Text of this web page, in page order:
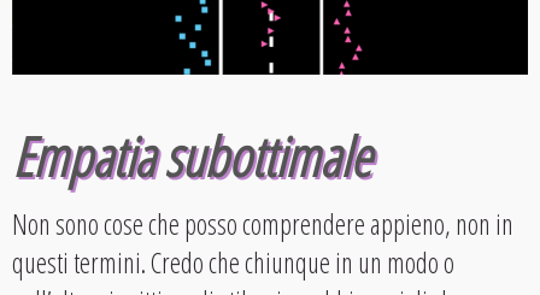
Empatia subottimale
Non sono cose che posso comprendere appieno, non in
questi termini. Credo che chiunque in un modo o